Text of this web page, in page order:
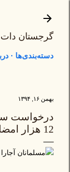
گرجستان
دسته‌بندی‌ها
بهمن ۱۶, ۱۳۹۴
درخواست
12 هزار امضاء